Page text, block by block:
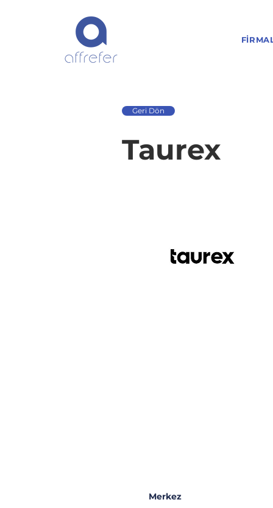
Geri Dön
Taurex
Merkez